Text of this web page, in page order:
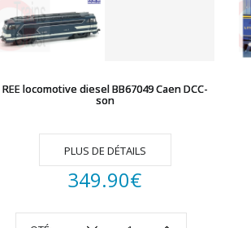
REE locomotive diesel BB67049 Caen DCC-
son
PLUS DE DÉTAILS
349.90€